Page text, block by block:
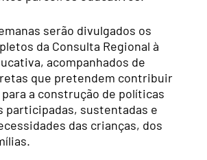
serão divulgados os
da Consulta Regional à
acompanhados de
que pretendem contribuir
a construção de políticas
participadas, sustentadas e
das crianças, dos